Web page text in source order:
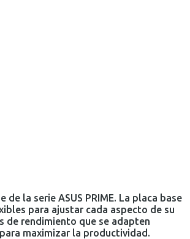
la serie ASUS PRIME. La placa base
para ajustar cada aspecto de su
de rendimiento que se adapten
maximizar la productividad.